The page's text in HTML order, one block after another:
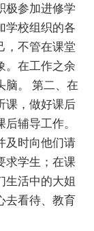
极参加进修学
学校组织的各
，不管在课堂
。在工作之余
脑。 第二、在
课，做好课后
辅导工作。
及时向他们请
求学生；在课
生活中的大姐
去看待、教育